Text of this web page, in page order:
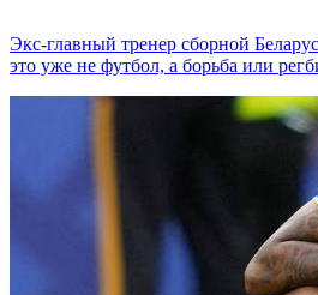
Экс-главный тренер сборной
это уже не футбол, а борьба или